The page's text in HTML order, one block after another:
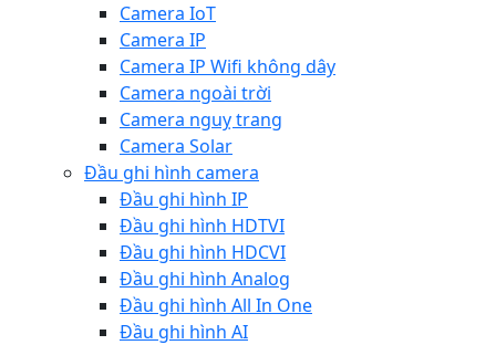
Camera IoT
Camera IP
Camera IP Wifi không dây
Camera ngoài trời
Camera nguỵ trang
Camera Solar
Đầu ghi hình camera
Đầu ghi hình IP
Đầu ghi hình HDTVI
Đầu ghi hình HDCVI
Đầu ghi hình Analog
Đầu ghi hình All In One
Đầu ghi hình AI